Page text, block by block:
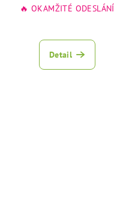
jedlý papír
🔥 OKAMŽITÉ ODESLÁNÍ
Detail